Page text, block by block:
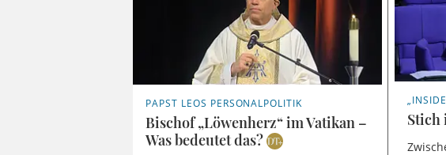
PAPST LEOS PERSONALPOLITIK
Bischof „Löwenherz“ im Vatikan –
Was bedeutet das?
Stich